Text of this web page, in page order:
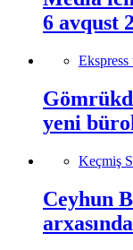
6 avqust
yeni
Keçmiş
Ceyhun